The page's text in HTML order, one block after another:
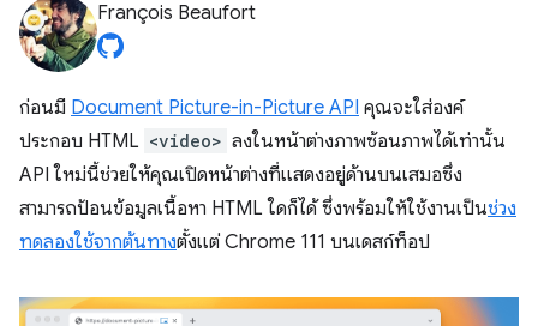
François Beaufort
ก่อนมี Document Picture-in-Picture API คุณจะใส่องค์
ประกอบ HTML <video> ลงในหน้าต่างภาพซ้อนภาพได้เท่านั้น
API ใหม่นี้ช่วยให้คุณเปิดหน้าต่างที่แสดงอยู่ด้านบนเสมอซึ่ง
สามารถป้อนข้อมูลเนื้อหา HTML ใดก็ได้ ซึ่งพร้อมให้ใช้งานเป็นช่วง
ทดลองใช้จากต้นทางตั้งแต่ Chrome 111 บนเดสก์ท็อป